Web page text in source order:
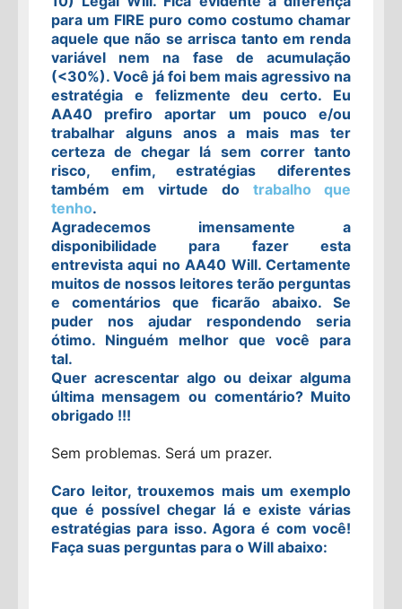
para um FIRE puro como costumo chamar
aquele que não se arrisca tanto em renda
variável nem na fase de acumulação
(<30%). Você já foi bem mais agressivo na
estratégia e felizmente deu certo. Eu
AA40 prefiro aportar um pouco e/ou
trabalhar alguns anos a mais mas ter
certeza de chegar lá sem correr tanto
risco, enfim, estratégias diferentes
também em virtude do trabalho que
tenho.
Agradecemos imensamente a
disponibilidade para fazer esta
entrevistaaqui no AA40 Will. Certamente
muitos de nossos leitores terão perguntas
e comentários que ficarão abaixo. Se
puder nos ajudar respondendo seria
ótimo. Ninguém melhor que você para
tal.
Quer acrescentar algo ou deixar alguma
última mensagem ou comentário? Muito
obrigado !!!
Sem problemas. Será um prazer.
Caro leitor, trouxemos mais um exemplo
que é possível chegar lá e existe várias
estratégias para isso. Agora é com você!
Faça suas perguntas para o Will abaixo: